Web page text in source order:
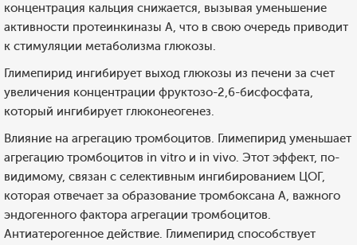
концентрация кальция снижается, вызывая уменьшение
активности протеинкиназы А, что в свою очередь приводит
к стимуляции метаболизма глюкозы.
Глимепирид ингибирует выход глюкозы из печени за счет
увеличения концентрации фруктозо-2,6-бисфосфата,
который ингибирует глюконеогенез.
Влияние на агрегацию тромбоцитов. Глимепирид уменьшает
агрегацию тромбоцитов in vitro и in vivo. Этот эффект, по-
видимому, связан с селективным ингибированием ЦОГ,
которая отвечает за образование тромбоксана А, важного
эндогенного фактора агрегации тромбоцитов.
Антиатерогенное действие. Глимепирид способствует